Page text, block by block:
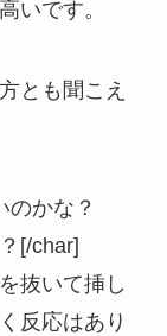
いです。
とも聞こえ
のかな？
[/char]
抜いて挿し
反応はあり